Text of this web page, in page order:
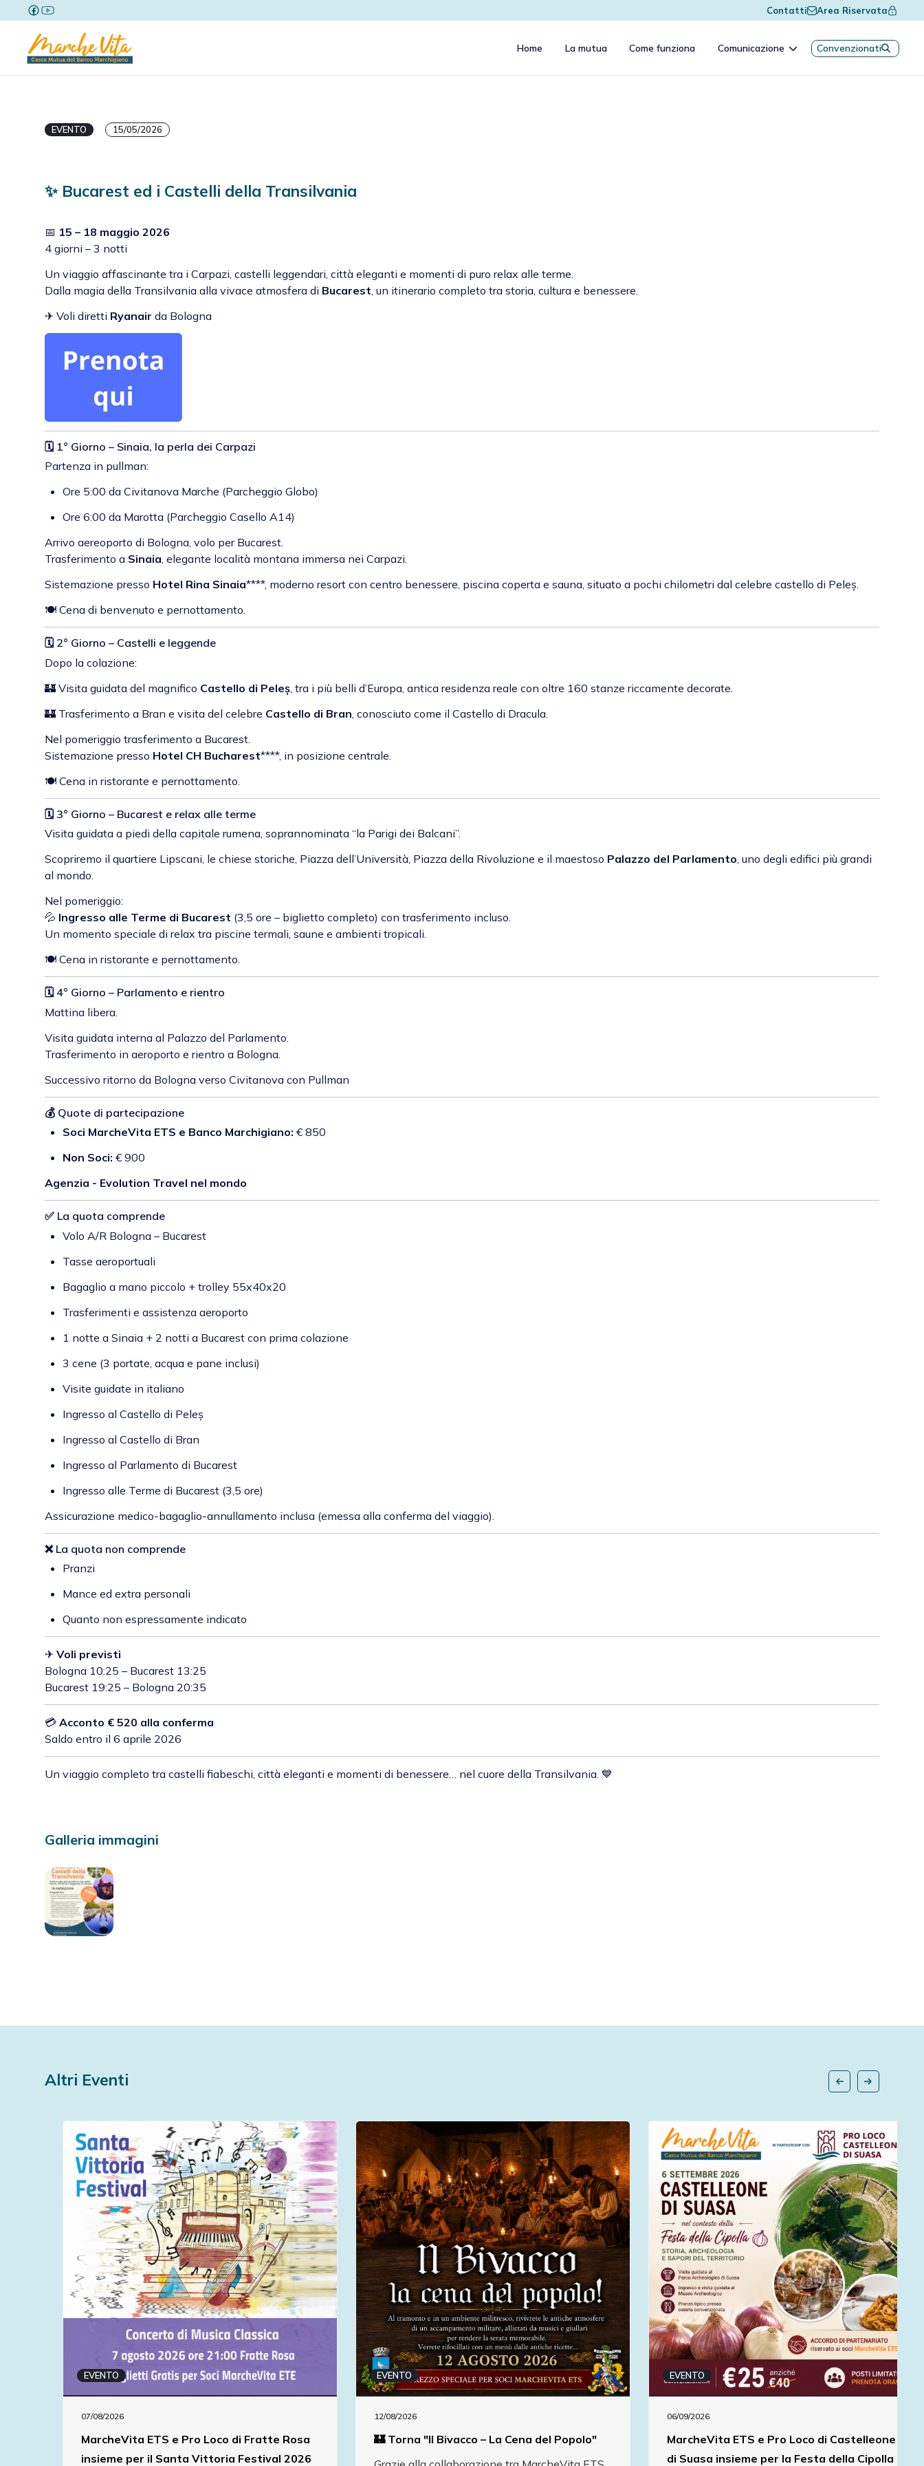
Contatti Area Riservata
Home La mutua Come funziona Comunicazione Convenzionati
EVENTO 15/05/2026
✨ Bucarest ed i Castelli della Transilvania
📅 15 – 18 maggio 2026
4 giorni – 3 notti
Un viaggio affascinante tra i Carpazi, castelli leggendari, città eleganti e momenti di puro relax alle terme.
Dalla magia della Transilvania alla vivace atmosfera di Bucarest , un itinerario completo tra storia, cultura e benessere.
✈ Voli diretti Ryanair da Bologna
🗓 1° Giorno – Sinaia, la perla dei Carpazi
Partenza in pullman:
Ore 5:00 da Civitanova Marche (Parcheggio Globo)
Ore 6:00 da Marotta (Parcheggio Casello A14)
Arrivo aereoporto di Bologna, volo per Bucarest.
Trasferimento a Sinaia, elegante località montana immersa nei Carpazi.
Sistemazione presso Hotel Rina Sinaia****, moderno resort con centro benessere, piscina coperta e sauna, situato a pochi chilometri dal celebre castello di Peleș.
🍽 Cena di benvenuto e pernottamento.
🗓 2° Giorno – Castelli e leggende
Dopo la colazione:
🏰 Visita guidata del magnifico Castello di Peleș , tra i più belli d’Europa, antica residenza reale con oltre 160 stanze riccamente decorate.
🏰 Trasferimento a Bran e visita del celebre Castello di Bran , conosciuto come il Castello di Dracula.
Nel pomeriggio trasferimento a Bucarest.
Sistemazione presso Hotel CH Bucharest****, in posizione centrale.
🍽 Cena in ristorante e pernottamento.
🗓 3° Giorno – Bucarest e relax alle terme
Visita guidata a piedi della capitale rumena, soprannominata “la Parigi dei Balcani”.
Scopriremo il quartiere Lipscani, le chiese storiche, Piazza dell’Università, Piazza della Rivoluzione e il maestoso Palazzo del Parlamento, uno degli edifici più grandi
al mondo.
Nel pomeriggio:
💦 Ingresso alle Terme di Bucarest (3,5 ore – biglietto completo) con trasferimento incluso.
Un momento speciale di relax tra piscine termali, saune e ambienti tropicali.
🍽 Cena in ristorante e pernottamento.
🗓 4° Giorno – Parlamento e rientro
Mattina libera.
Visita guidata interna al Palazzo del Parlamento.
Trasferimento in aeroporto e rientro a Bologna.
Successivo ritorno da Bologna verso Civitanova con Pullman
💰 Quote di partecipazione
Soci MarcheVita ETS e Banco Marchigiano: € 850
Non Soci: € 900
Agenzia - Evolution Travel nel mondo
✅ La quota comprende
Volo A/R Bologna – Bucarest
Tasse aeroportuali
Bagaglio a mano piccolo + trolley 55x40x20
Trasferimenti e assistenza aeroporto
1 notte a Sinaia + 2 notti a Bucarest con prima colazione
3 cene (3 portate, acqua e pane inclusi)
Visite guidate in italiano
Ingresso al Castello di Peleș
Ingresso al Castello di Bran
Ingresso al Parlamento di Bucarest
Ingresso alle Terme di Bucarest (3,5 ore)
Assicurazione medico-bagaglio-annullamento inclusa (emessa alla conferma del viaggio).
❌ La quota non comprende
Pranzi
Mance ed extra personali
Quanto non espressamente indicato
✈ Voli previsti
Bologna 10:25 – Bucarest 13:25
Bucarest 19:25 – Bologna 20:35
💳 Acconto € 520 alla conferma
Saldo entro il 6 aprile 2026
Un viaggio completo tra castelli fiabeschi, città eleganti e momenti di benessere… nel cuore della Transilvania. 💙
Galleria immagini
Altri Eventi
EVENTO
07/08/2026
MarcheVita ETS e Pro Loco di Fratte Rosa
insieme per il Santa Vittoria Festival 2026
EVENTO
12/08/2026
🏰 Torna "Il Bivacco – La Cena del Popolo"
EVENTO
06/09/2026
MarcheVita ETS e Pro Loco di Castelleone
di Suasa insieme per la Festa della Cipolla